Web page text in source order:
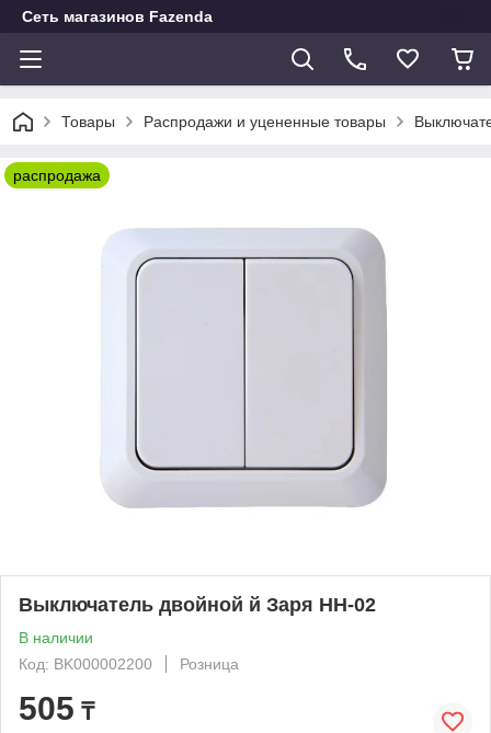
Сеть магазинов Fazenda
Товары Распродажи и уцененные товары
распродажа
Выключатель двойной й Заря НН-02
В наличии
Код: BK000002200
Розница
505 ₸